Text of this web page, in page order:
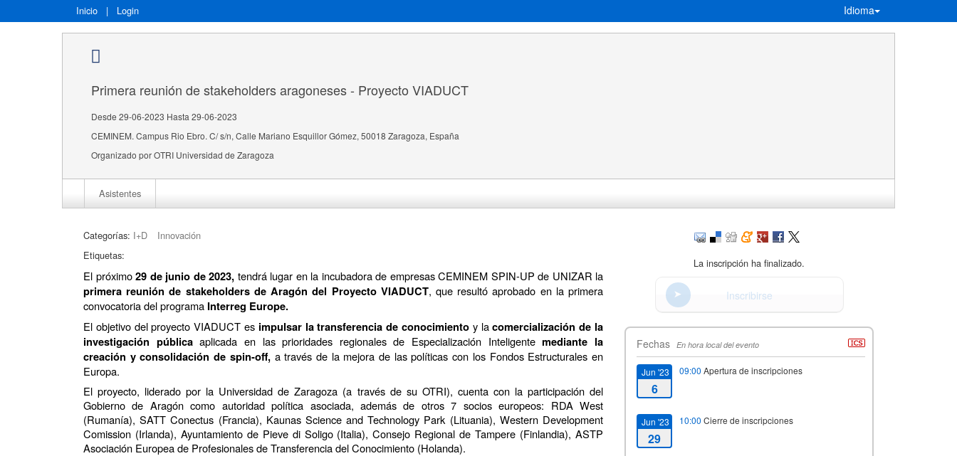
Inicio | Login Idioma
Primera reunión de stakeholders aragoneses - Proyecto VIADUCT
Desde 29-06-2023 Hasta 29-06-2023
CEMINEM. Campus Rio Ebro. C/ s/n, Calle Mariano Esquillor Gómez, 50018 Zaragoza, España
Organizado por OTRI Universidad de Zaragoza
Asistentes
Categorías: I+D
Innovación
Etiquetas:
El próximo29 de junio de 2023, tendrá lugar en la incubadora de empresas CEMINEM SPIN-UP de UNIZAR la
primera reunión de stakeholders de Aragón del Proyecto VIADUCT, que resultó aprobado en la primera
convocatoria del programa Interreg Europe.
El objetivo del proyecto VIADUCT es impulsar la transferencia de conocimiento y lacomercialización de la
investigación públicaaplicada en las prioridades regionales de Especialización Inteligentemediante la
creación y consolidación de spin-off, a través de la mejora de las políticas con los Fondos Estructurales en
Europa.
El proyecto, liderado por la Universidad de Zaragoza (a través de su OTRI), cuenta con la participación del
Gobierno de Aragón como autoridad política asociada, además de otros 7 socios europeos: RDA West
(Rumanía), SATT Conectus (Francia), Kaunas Science and Technology Park (Lituania), Western Development
Comission (Irlanda), Ayuntamiento de Pieve di Soligo (Italia), Consejo Regional de Tampere (Finlandia), ASTP
Asociación Europea de Profesionales de Transferencia del Conocimiento (Holanda).
La inscripción ha finalizado.
Inscribirse
Fechas En hora local del evento
Jun '23
6
09:00 Apertura de inscripciones
Jun '23
29
10:00 Cierre de inscripciones